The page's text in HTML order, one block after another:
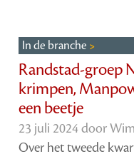
In de branche
Randstad-groep
krimpen,
een beetje
23 juli 2024 door
Over het tweede